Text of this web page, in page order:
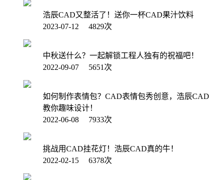
浩辰CAD又整活了！送你一杯CAD果汁饮料
2023-07-12 4829次
中秋送什么？一起解锁工程人独有的祝福吧！
2022-09-07 5651次
如何制作表情包？CAD表情包秀创意，浩辰CAD
教你趣味设计！
2022-06-08 7933次
挑战用CAD挂花灯！浩辰CAD真的牛！
2022-02-15 6378次